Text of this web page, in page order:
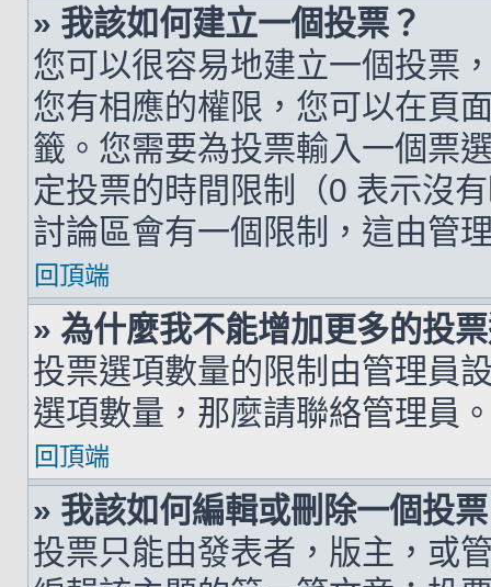
» 我該如何建立一個投票？
您可以很容易地建立一個投票
您有相應的權限，您可以在頁
籤。您需要為投票輸入一個票
定投票的時間限制（0 表示沒
討論區會有一個限制，這由管
回頂端
» 為什麼我不能增加更多的投
投票選項數量的限制由管理員
選項數量，那麼請聯絡管理員
回頂端
» 我該如何編輯或刪除一個投
投票只能由發表者，版主，或